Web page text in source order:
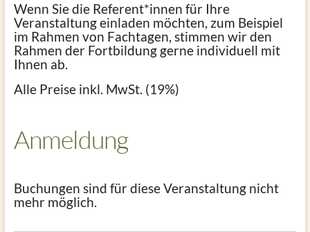
Wenn Sie die Referent*innen für Ihre
Veranstaltung einladen möchten, zum Beispiel
im Rahmen von Fachtagen, stimmen wir den
Rahmen der Fortbildung gerne individuell mit
Ihnen ab.
Alle Preise inkl. MwSt. (19%)
Anmeldung
Buchungen sind für diese Veranstaltung nicht
mehr möglich.